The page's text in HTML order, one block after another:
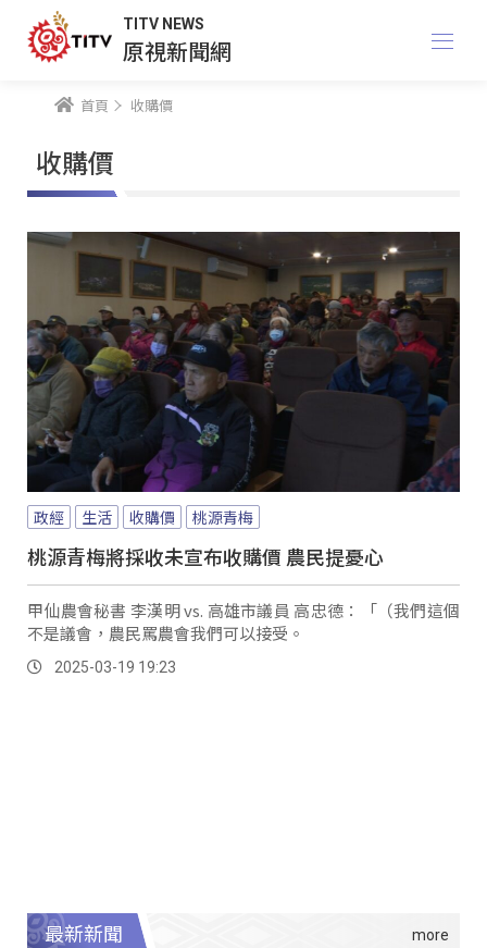
TITV NEWS
原視新聞網
首頁 收購價
收購價
政經 生活 收購價 桃源青梅
桃源青梅將採收未宣布收購價 農民提憂心
甲仙農會秘書 李漢明 vs. 高雄市議員 高忠德：「（我們這個
不是議會，農民罵農會我們可以接受。
2025-03-19 19:23
最新新聞